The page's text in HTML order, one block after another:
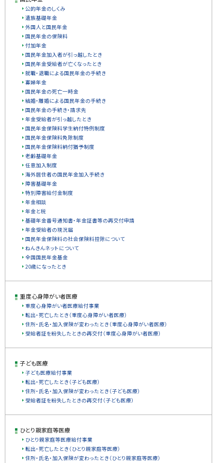
公的年金のしくみ
遺族基礎年金
外国人と国民年金
国民年金の保険料
付加年金
国民年金加入者が引っ越したとき
国民年金受給者が亡くなったとき
就職・退職による国民年金の手続き
寡婦年金
国民年金の死亡一時金
結婚・離婚による国民年金の手続き
国民年金の手続き・請求先
年金受給者が引っ越したとき
国民年金保険料学生納付特例制度
国民年金保険料免除制度
国民年金保険料納付猶予制度
老齢基礎年金
任意加入制度
海外居住者の国民年金加入手続き
障害基礎年金
特別障害給付金制度
年金相談
年金と税
基礎年金番号通知書・年金証書等の再交付申請
年金受給者の現況届
国民年金保険料の社会保険料控除について
ねんきんネットについて
全国国民年金基金
20歳になったとき
重度心身障がい者医療
重度心身障がい者医療給付事業
転出・死亡したとき（重度心身障がい者医療）
住所・氏名・加入保険が変わったとき（重度心身障がい者医療）
受給者証を紛失したときの再交付（重度心身障がい者医療）
子ども医療
子ども医療給付事業
転出・死亡したとき（子ども医療）
住所・氏名・加入保険が変わったとき（子ども医療）
受給者証を紛失したときの再交付（子ども医療）
ひとり親家庭等医療
ひとり親家庭等医療給付事業
転出・死亡したとき（ひとり親家庭等医療）
住所・氏名・加入保険が変わったとき（ひとり親家庭等医療）